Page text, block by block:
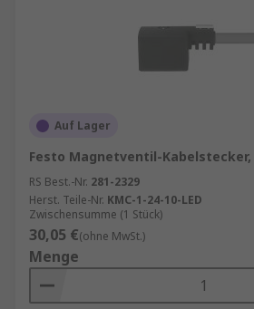
Auf Lager
Festo Magnetventil-
RS Best.-Nr. 281-2329
Herst. Teile-Nr. KMC-1-24-10-LED
Zwischensumme (1 Stück)
30,05 €(ohne MwSt.)
Menge